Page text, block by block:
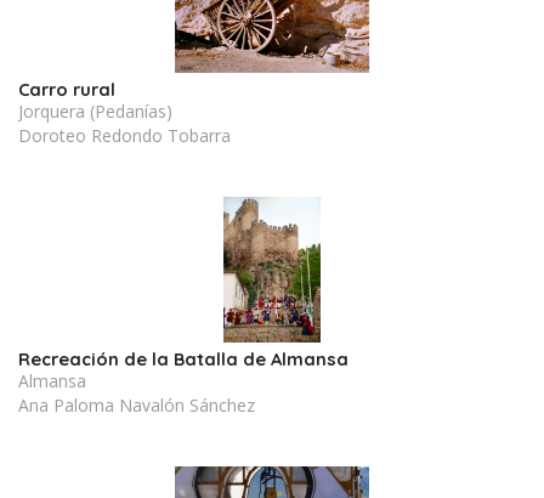
Carro rural
Jorquera (Pedanías)
Doroteo Redondo Tobarra
Recreación de la Batalla de Almansa
Almansa
Ana Paloma Navalón Sánchez